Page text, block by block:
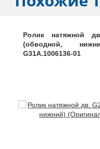
Ролик натяжной
(обводной,
G31A.1006136-01